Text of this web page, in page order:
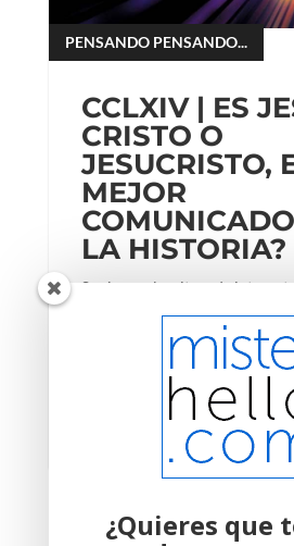
CCLXIV | ES
CRISTO O
JESUCRISTO,
MEJOR
LA HISTORIA?
PENSANDO PENSANDO...
Según un algoritmo de internet
calculan todo, Jesus, Cristo o
personaje más famoso,
la historia, seguido de cerca por
lejos por la Rosalía. Y quiero
0 Comentario
« Entradas más antiguas
¿Quieres que